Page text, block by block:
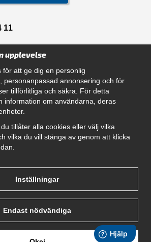
11
upplevelse
för att ge dig en personlig
personanpassad annonsering och för
tillförlitliga och säkra. För detta
information om användarna, deras
tillåter alla cookies eller välj vilka
vilka du vill stänga av genom att klicka
Inställningar
Endast nödvändiga